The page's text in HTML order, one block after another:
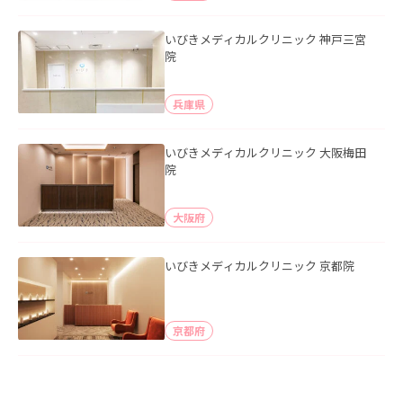
いびきメディカルクリニック 神戸三宮
院
兵庫県
いびきメディカルクリニック 大阪梅田
院
大阪府
いびきメディカルクリニック 京都院
京都府